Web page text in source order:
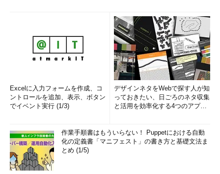
Excelに入力フォームを作成、コ
ントロールを追加、表示、ボタン
でイベント実行 (1/3)
デザインネタをWebで探す人が知
っておきたい、日ごろのネタ収集
と活用を効率化する4つのアプリ
作業手順書はもういらない！ Puppetにおける自動
化の定義書「マニフェスト」の書き方と基礎文法ま
とめ (1/5)